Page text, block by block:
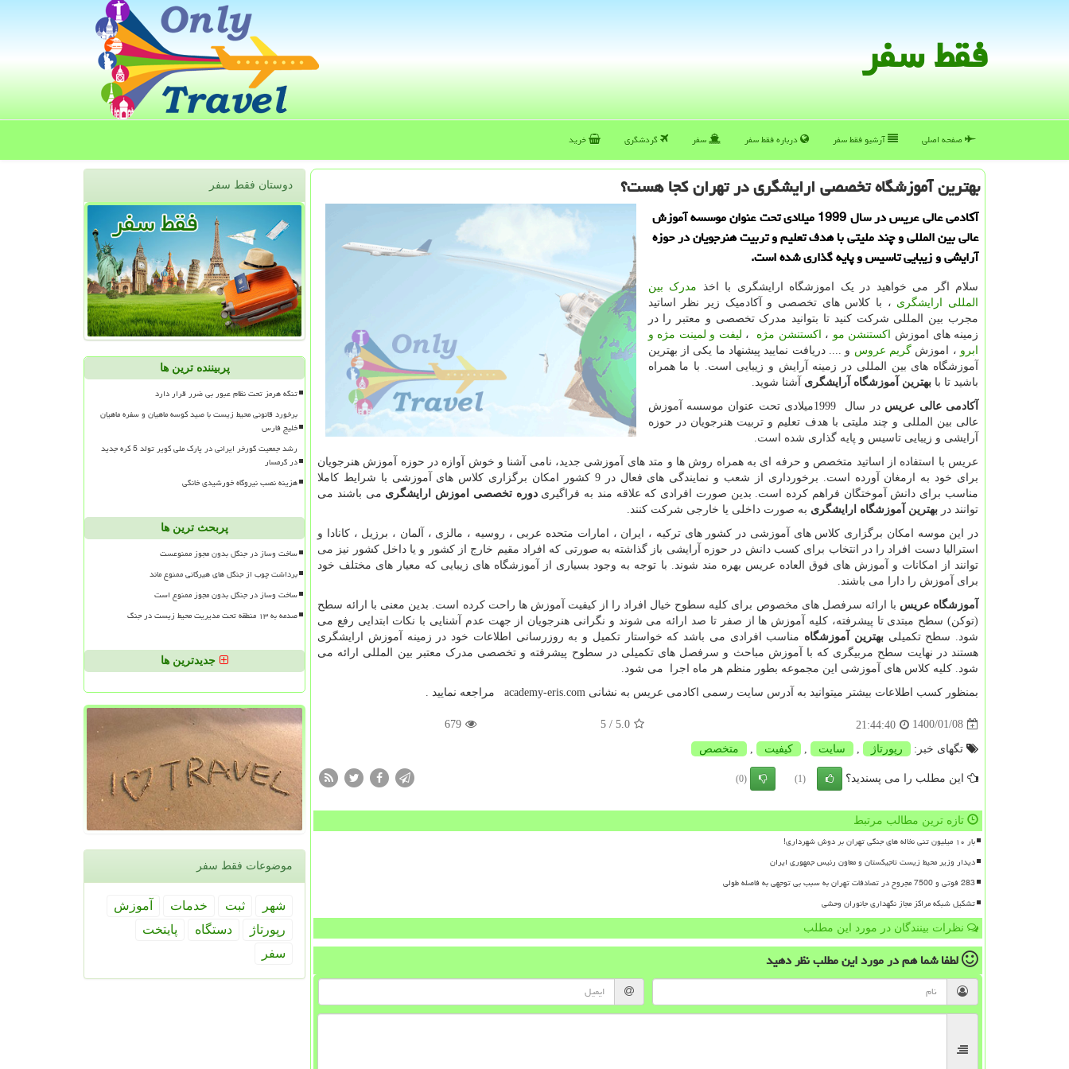
فقط سفر
صفحه اصلی آرشیو فقط سفر درباره فقط سفر سفر گردشگری خرید
بهترین آموزشگاه تخصصی ارایشگری در تهران كجا هست؟
آكادمی عالی عریس در سال 1999 میلادی تحت عنوان موسسه آموزش
عالی بین المللی و چند ملیتی با هدف تعلیم و تربیت هنرجویان در حوزه
آرایشی و زیبایی تاسیس و پایه گذاری شده است.
سلام اگر می خواهید در یک اموزشگاه ارایشگری با اخذ مدرک بین
المللی ارایشگری ، با کلاس های تخصصی و آکادمیک زیر نظر اساتید
مجرب بین المللی شرکت کنید تا بتوانید مدرک تخصصی و معتبر را در
زمینه های اموزش
اکستنشن مو ، اکستنشن مژه ، لیفت و لمینت مژه و
ابرو ، اموزشگریم عروس و .... دریافت نمایید پیشنهاد ما یکی از بهترین
آموزشگاه های بین المللی در زمینه آرایش و زیبایی است. با ما همراه
باشید تا با بهترین آموزشگاه آرایشگری
آشنا شوید.
آکادمی عالی عریس در سال 1999میلادی تحت عنوان موسسه آموزش
عالی بین المللی و چند ملیتی با هدف تعلیم و تربیت هنرجویان در حوزه
آرایشی و زیبایی تاسیس و پایه گذاری شده است.
عریس با استفاده از اساتید متخصص و حرفه ای به همراه روش ها و متد های آموزشی جدید، نامی آشنا و خوش آوازه در حوزه آموزش هنرجویان
برای خود به ارمغان آورده است. برخورداری از شعب و نمایندگی های فعال در 9 کشور امکان برگزاری کلاس های آموزشی با شرایط کاملا
مناسب برای دانش آموختگان فراهم کرده است. بدین صورت افرادی که علاقه مند به فراگیریدوره تخصصی اموزش ارایشگری می باشند می
توانند در بهترین آموزشگاه ارایشگری به صورت داخلی یا خارجی شرکت کنند.
در این موسه امکان برگزاری کلاس های آموزشی در کشور های ترکیه ، ایران ، امارات متحده عربی ، روسیه ، مالزی ، آلمان ، برزیل ، کانادا و
استرالیا دست افراد را در انتخاب برای کسب دانش در حوزه آرایشی باز گذاشته به صورتی که افراد مقیم خارج از کشور و یا داخل کشور نیز می
توانند از امکانات و آموزش های فوق العاده عریس بهره مند شوند. با توجه به وجود بسیاری از آموزشگاه های زیبایی که معیار های مختلف خود
برای آموزش را دارا می باشند.
آموزشگاه عریس با ارائه سرفصل های مخصوص برای کلیه سطوح خیال افراد را از کیفیت آموزش ها راحت کرده است. بدین معنی با ارائه سطح
(توکن) سطح مبتدی تا پیشرفته، کلیه آموزش ها از صفر تا صد ارائه می شوند و نگرانی هنرجویان از جهت عدم آشنایی با نکات ابتدایی رفع می
شود. سطح تکمیلیبهترین آموزشگاه مناسب افرادی می باشد که خواستار تکمیل و به روزرسانی اطلاعات خود در زمینه آموزش ارایشگری
هستند در نهایت سطح مربیگری که با آموزش مباحث و سرفصل های تکمیلی در سطوح پیشرفته و تخصصی مدرک معتبر بین المللی ارائه می
شود. کلیه کلاس های آموزشی این مجموعه بطور منظم هر ماه اجرا می شود.
بمنظور کسب اطلاعات بیشتر میتوانید به آدرس سایت رسمی اکادمی عریس به نشانی academy-eris.com مراجعه نمایید .
1400/01/08
21:44:40
5.0
/ 5
679
تگهای خبر: رپورتاژ سایت كیفیت متخصص
این مطلب را می پسندید؟ (1)
(0)
تازه ترین مطالب مرتبط
بار ۱۰ میلیون تنی نخاله های جنگی تهران بر دوش شهرداری!
دیدار وزیر محیط زیست تاجیکستان و معاون رئیس جمهوری ایران
283 فوتی و 7500 مجروح در تصادفات تهران به سبب بی توجهی به فاصله طولی
تشکیل شبکه مراکز مجاز نگهداری جانوران وحشی
نظرات بینندگان در مورد این مطلب
لطفا شما همدر مورد این مطلبنظر دهید
دوستان فقط سفر
پربیننده ترین ها
تنگه هرمز تحت نظام عبور بی ضرر قرار دارد
برخورد قانونی محیط زیست با صید کوسه ماهیان و سفره ماهیان
خلیج فارس
رشد جمعیت گورخر ایرانی در پارک ملی کویر تولد 5 کره جدید
در گرمسار
هزینه نصب نیروگاه خورشیدی خانگی
پربحث ترین ها
ساخت وساز در جنگل بدون مجوز ممنوعست
برداشت چوب از جنگل های هیرکانی ممنوع ماند
ساخت وساز در جنگل بدون مجوز ممنوع است
صدمه به ۱۳ منطقه تحت مدیریت محیط زیست در جنگ
جدیدترین ها
موضوعات فقط سفر
شهر ثبت خدمات
آموزش
رپورتاژ
دستگاه
پایتخت
سفر